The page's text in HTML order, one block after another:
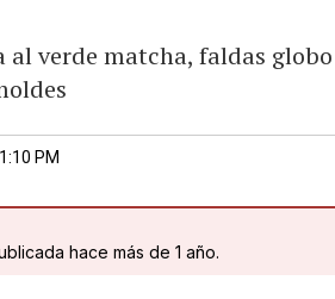
al verde matcha, faldas
PM
hace más de 1 año.